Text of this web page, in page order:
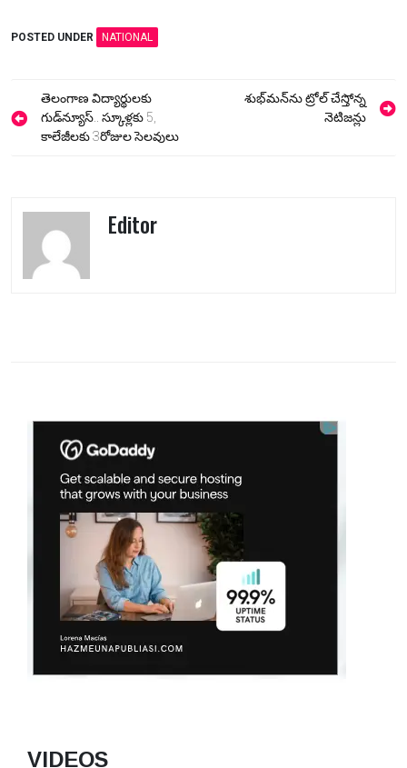
POSTED UNDER NATIONAL
Post
navigation
తెలంగాణ విద్యార్థులకు
గుడ్‌న్యూస్.. స్కూళ్లకు 5,
కాలేజీలకు 3రోజుల సెలవులు
శుభ్‌మన్‌ను ట్రోల్ చేస్తోన్న
నెటిజన్లు
Editor
VIDEOS